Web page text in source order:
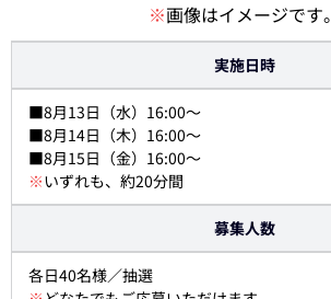
※画像はイメージです。
実施日時
■8月13日（水）16:00～
■8月14日（木）16:00～
■8月15日（金）16:00～
※いずれも、約20分間
募集人数
各日40名様／抽選